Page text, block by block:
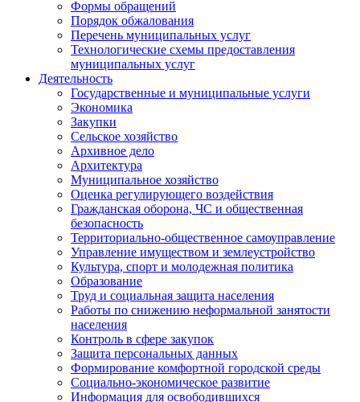
Формы обращений
Порядок обжалования
Перечень муниципальных услуг
Технологические схемы предоставления
муниципальных услуг
Деятельность
Государственные и муниципальные услуги
Экономика
Закупки
Сельское хозяйство
Архивное дело
Архитектура
Муниципальное хозяйство
Оценка регулирующего воздействия
Гражданская оборона, ЧС и общественная
безопасность
Территориально-общественное самоуправление
Управление имуществом и землеустройство
Культура, спорт и молодежная политика
Образование
Труд и социальная защита населения
Работы по снижению неформальной занятости
населения
Контроль в сфере закупок
Защита персональных данных
Формирование комфортной городской среды
Социально-экономическое развитие
Информация для освободившихся